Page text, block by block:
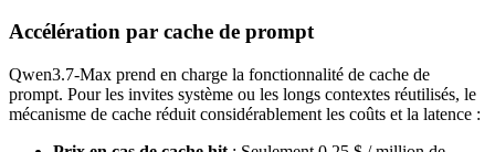
Accélération par cache de prompt
Qwen3.7-Max prend en charge la fonctionnalité de cache de
prompt. Pour les invites système ou les longs contextes réutilisés, le
mécanisme de cache réduit considérablement les coûts et la latence :